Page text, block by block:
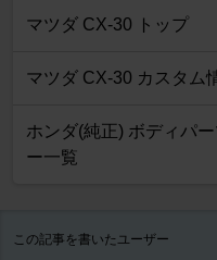
マツダ CX-30 トップ
マツダ CX-30 カスタム
ホンダ(純正) ボディパ
ー一覧
この記事を書いたユーザー